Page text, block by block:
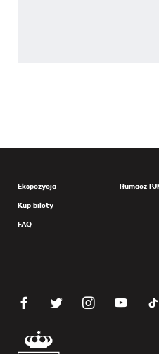
Ekspozycja
Kup bilety
FAQ
Tłumacz